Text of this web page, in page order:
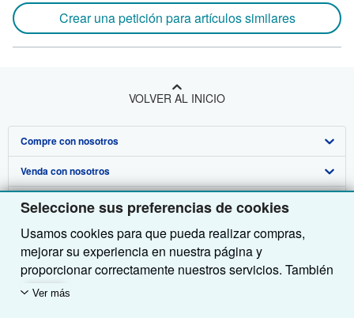
Seleccione sus preferencias de cookies
Usamos cookies para que pueda realizar compras,
mejorar su experiencia en nuestra página y
proporcionar correctamente nuestros servicios. También
utilizamos cookies para comprender el modo en que los
Ver más
Crear una petición para artículos similares
VOLVER AL INICIO
Compre con nosotros
Búsqueda avanzada
Colecciones
Mi cuenta
Mis pedidos
Ver carrito
Venda con nosotros
Comenzar a vender
Únase a nuestro programa de afiliados
Recomiende un vendedor
Sobre nosotros
Sobre IberLibro
Medios
Empleo
Obtener Ayuda
Preguntas frecuentes y guías
Atención al Cliente
Otras compañías de AbeBooks
AbeBooks.com
Siga a IberLibro